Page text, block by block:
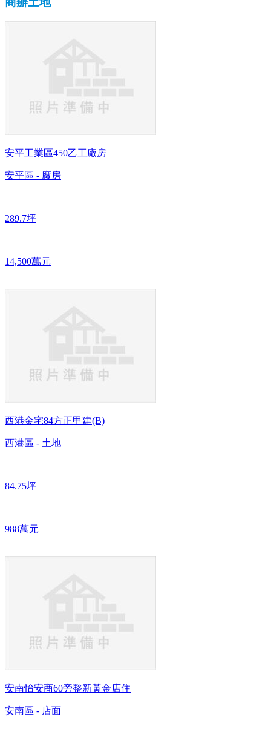
安平工業區450乙工廠房
安平區 - 廠房
289.7坪
14,500萬元
西港金宅84方正甲建(B)
西港區 - 土地
84.75坪
988萬元
安南怡安商60旁整新黃金店住
安南區 - 店面